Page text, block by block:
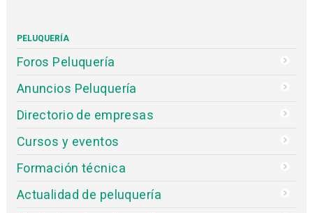
PELUQUERÍA
Foros Peluquería
Anuncios Peluquería
Directorio de empresas
Cursos y eventos
Formación técnica
Actualidad de peluquería